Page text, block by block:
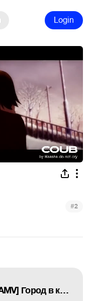
Login
#2
Где нас нет [AMV] Город в котором меня нет